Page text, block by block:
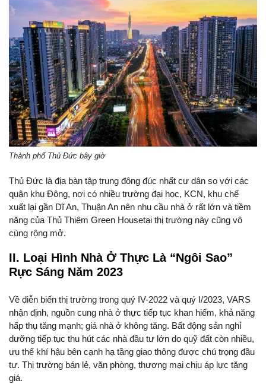
Thành phố Thủ Đức bây giờ
Thủ Đức là địa bàn tập trung đông đúc nhất cư dân so với các
quận khu Đông, nơi có nhiều trường đại học, KCN, khu chế
xuất lại gần Dĩ An, Thuận An nên nhu cầu nhà ở rất lớn và tiềm
năng của Thủ Thiêm Green Housetại thị trường này cũng vô
cùng rộng mở.
II. Loại Hình Nhà Ở Thực Là “ngôi Sao”
Rực Sáng Năm 2023
Về diễn biến thị trường trong quý IV-2022 và quý I/2023, VARS
nhận định, nguồn cung nhà ở thực tiếp tục khan hiếm, khả năng
hấp thụ tăng mạnh; giá nhà ở không tăng. Bất động sản nghỉ
dưỡng tiếp tục thu hút các nhà đầu tư lớn do quỹ đất còn nhiều,
ưu thế khí hậu bên cạnh hạ tầng giao thông được chú trọng đầu
tư. Thị trường bán lẻ, văn phòng, thương mại chịu áp lực tăng
giá.